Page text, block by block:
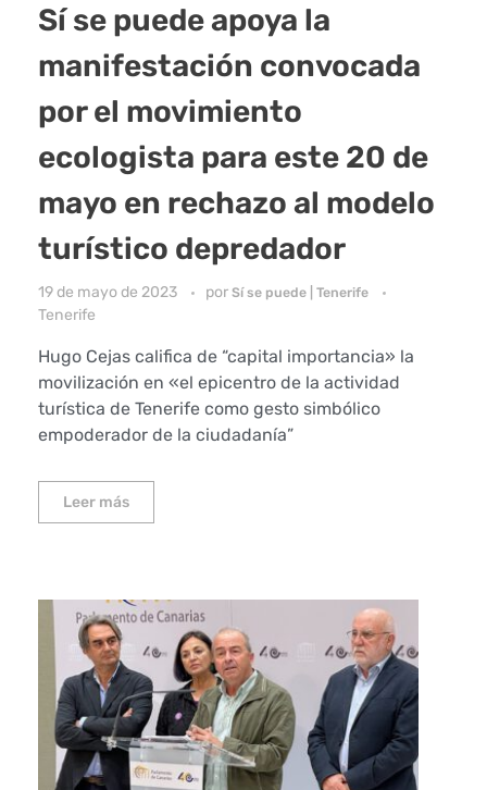
Sí se puede apoya la
manifestación convocada
por el movimiento
ecologista para este 20 de
mayo en rechazo al modelo
turístico depredador
19 de mayo de 2023 por Sí se puede | Tenerife
Tenerife
Hugo Cejas califica de “capital importancia» la
movilización en «el epicentro de la actividad
turística de Tenerife como gesto simbólico
empoderador de la ciudadanía”
Leer más